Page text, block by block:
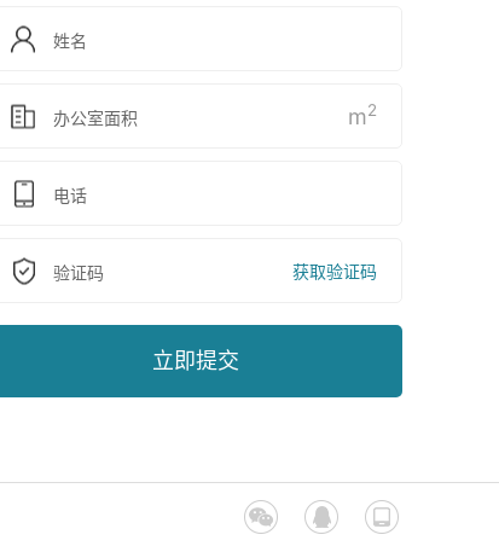
m2
获取验证码